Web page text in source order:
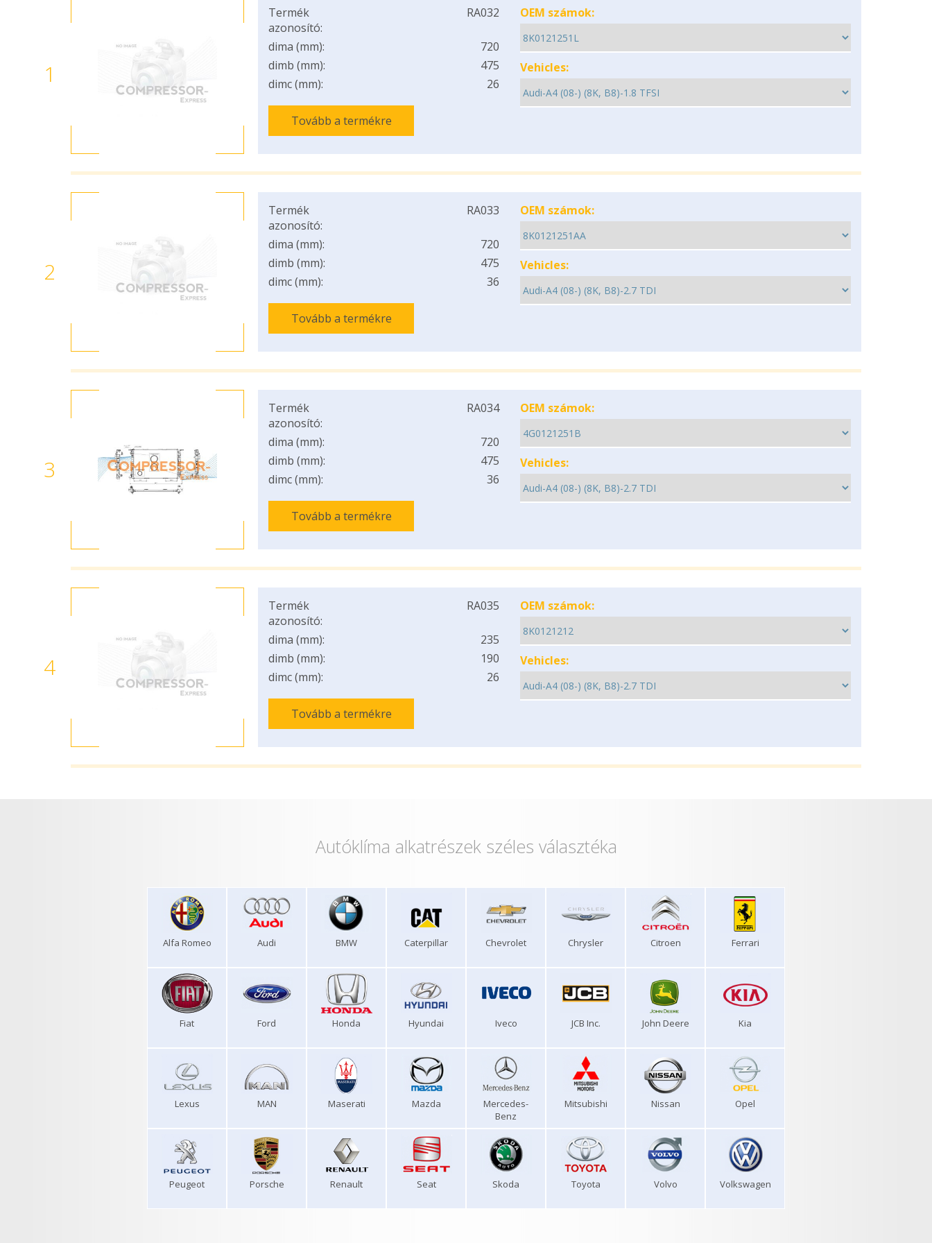
1
Termék
azonosító:
RA032
dima (mm):
720
dimb (mm):
475
dimc (mm):
26
Tovább a termékre
OEM számok:
Vehicles:
2
Termék
azonosító:
RA033
dima (mm):
720
dimb (mm):
475
dimc (mm):
36
Tovább a termékre
OEM számok:
Vehicles:
3
Termék
azonosító:
RA034
dima (mm):
720
dimb (mm):
475
dimc (mm):
36
Tovább a termékre
OEM számok:
Vehicles:
4
Termék
azonosító:
RA035
dima (mm):
235
dimb (mm):
190
dimc (mm):
26
Tovább a termékre
OEM számok:
Vehicles:
Autóklíma alkatrészek széles választéka
Alfa Romeo Audi BMW Caterpillar Chevrolet Chrysler Citroen Ferrari
Fiat Ford Honda Hyundai Iveco JCB Inc. John Deere Kia
Lexus MAN Maserati Mazda
Mercedes-
Benz
Mitsubishi Nissan Opel
Peugeot Porsche Renault Seat Skoda Toyota Volvo Volkswagen